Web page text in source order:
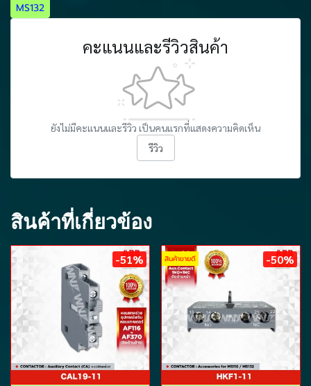
MS132
คะแนนและรีวิวสินค้า
ยังไม่มีคะแนนและรีวิว เป็นคนแรกที่แสดงความคิดเห็น
รีวิว
สินค้าที่เกี่ยวข้อง
-51% สินค้าขายดี -50%